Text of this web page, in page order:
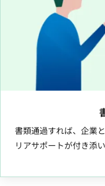
書類通過すれば、企業
リアサポートが付き添い